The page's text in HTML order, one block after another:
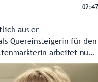
02:47
aus er
Quereinsteigerin für den
arbeitet nun
am Kardinal
und gibt